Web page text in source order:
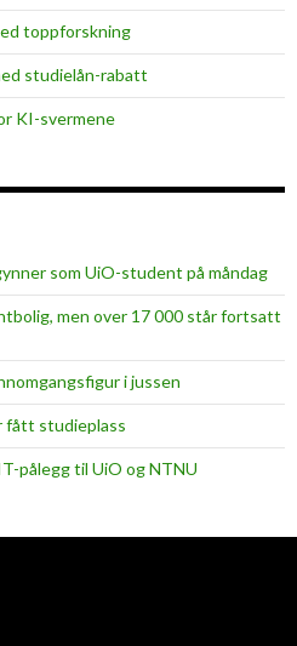
toppforskning
studielån-rabatt
KI-svermene
som UiO-student på måndag
men over 17 000 står fortsatt
i jussen
fått studieplass
pålegg til UiO og NTNU